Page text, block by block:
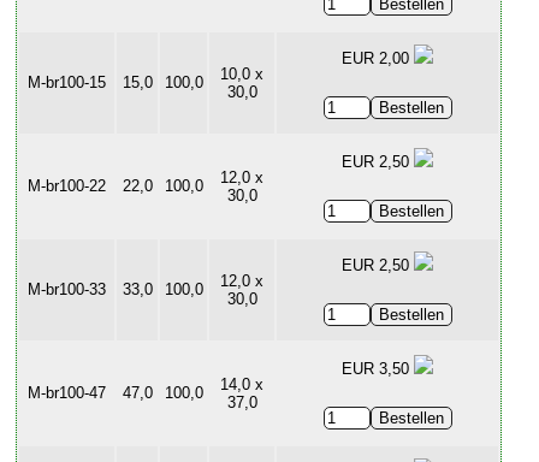
M-br100-15 15,0 100,0
10,0 x
30,0
EUR 2,00
M-br100-22 22,0 100,0
12,0 x
30,0
EUR 2,50
M-br100-33 33,0 100,0
12,0 x
30,0
EUR 2,50
M-br100-47 47,0 100,0
14,0 x
37,0
EUR 3,50